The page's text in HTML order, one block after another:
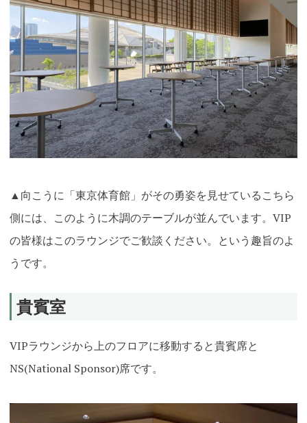
▲向こうに「東京体育館」がその勇姿を見せているこちら
側には、このように木調のテーブルが並んでいます。VIP
の皆様はこのラウンジでご歓談ください。という趣旨のよ
うです。
貴賓室
VIPラウンジから上のフロアに移動すると貴賓席と
NS(National Sponsor)席です。